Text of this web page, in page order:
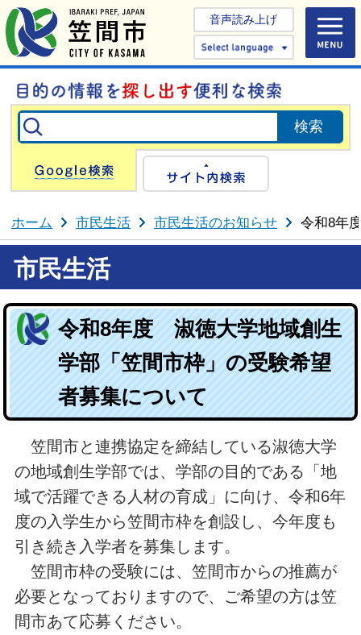
音声読み上げ
Select
Google検索
ホーム 市民生活 市民生活のお知らせ 令和8年
市民生活
令和8年度 淑徳大学地域創生
学部「笠間市枠」の受験希望
者募集について
笠間市と連携協定を締結している淑徳大学
の地域創生学部では、学部の目的である「地
域で活躍できる人材の育成」に向け、令和6年
度の入学生から笠間市枠を創設し、今年度も
引き続き入学者を募集します。
笠間市枠の受験には、笠間市からの推薦が
必要となっておりますので、ご希望の方は笠
間市あて応募ください。